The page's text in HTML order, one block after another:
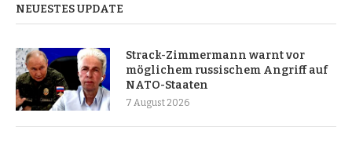
NEUESTES UPDATE
Strack-Zimmermann warnt vor
möglichem russischem Angriff auf
NATO-Staaten
7 August 2026